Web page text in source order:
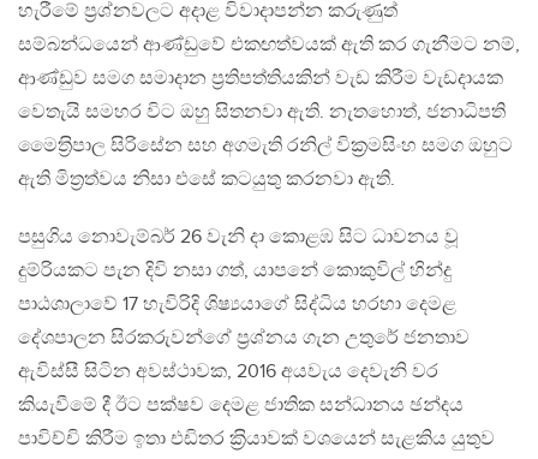
හැරීමේ ප‍්‍රශ්නවලට අදාළ විවාදාපන්න කරුණුත්
සම්බන්ධයෙන් ආණ්ඩුවේ එකඟත්වයක් ඇති කර ගැනීමට නම්,
ආණ්ඩුව සමග සමාදාන ප‍්‍රතිපත්තියකින් වැඩ කිරීම වැඩදායක
වෙතැයි සමහර විට ඔහු සිතනවා ඇති. නැතහොත්, ජනාධිපති
මෛත‍්‍රිපාල සිරිසේන සහ අගමැති රනිල් වික‍්‍රමසිංහ සමග ඔහුට
ඇති මිත‍්‍රත්වය නිසා එසේ කටයුතු කරනවා ඇති.
පසුගිය නොවැම්බර් 26 වැනි දා කොළඹ සිට ධාවනය වූ
දුම්රියකට පැන දිවි නසා ගත්, යාපනේ කොකුවිල් හින්දු
පාඨශාලාවේ 17 හැවිරිදි ශිෂ්‍යයාගේ සිද්ධිය හරහා දෙමළ
දේශපාලන සිරකරුවන්ගේ ප‍්‍රශ්නය ගැන උතුරේ ජනතාව
ඇවිස්සී සිටින අවස්ථාවක, 2016 අයවැය දෙවැනි වර
කියැවීමේ දී ඊට පක්ෂව දෙමළ ජාතික සන්ධානය ඡන්දය
පාවිච්චි කිරීම ඉතා එඩිතර ක‍්‍රියාවක් වශයෙන් සැළකිය යුතුව